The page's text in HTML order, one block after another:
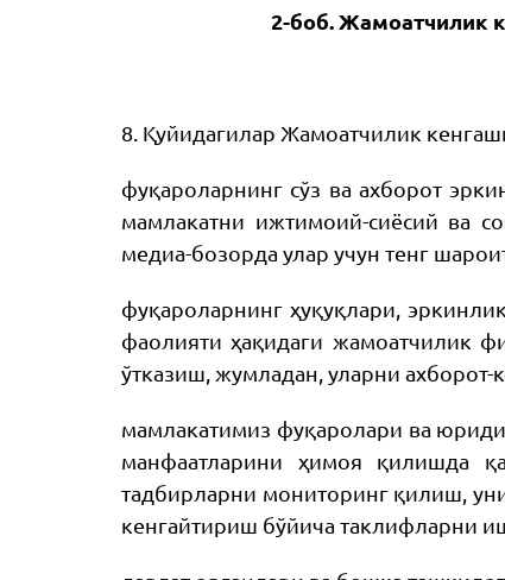
2-боб. Жамоатчилик
8. Қуйидагилар Жамоатчилик
фуқароларнинг сўз ва ахборот
мамлакатни ижтимоий-сиёсий ва
медиа-бозорда улар учун тенг
фуқароларнинг ҳуқуқлари,
фаолияти ҳақидаги жамоатчилик
ўтказиш, жумладан, уларни
мамлакатимиз фуқаролари ва
манфаатларини ҳимоя қилишда
тадбирларни мониторинг қилиш,
кенгайтириш бўйича таклифларни